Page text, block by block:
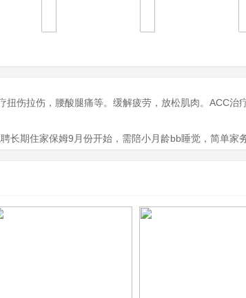
扭伤拉伤，腰酸腿痛等。缓解疲劳，放松肌肉。ACC治
长期住家保姆9月份开始，需陪小月龄bb睡觉，简单家